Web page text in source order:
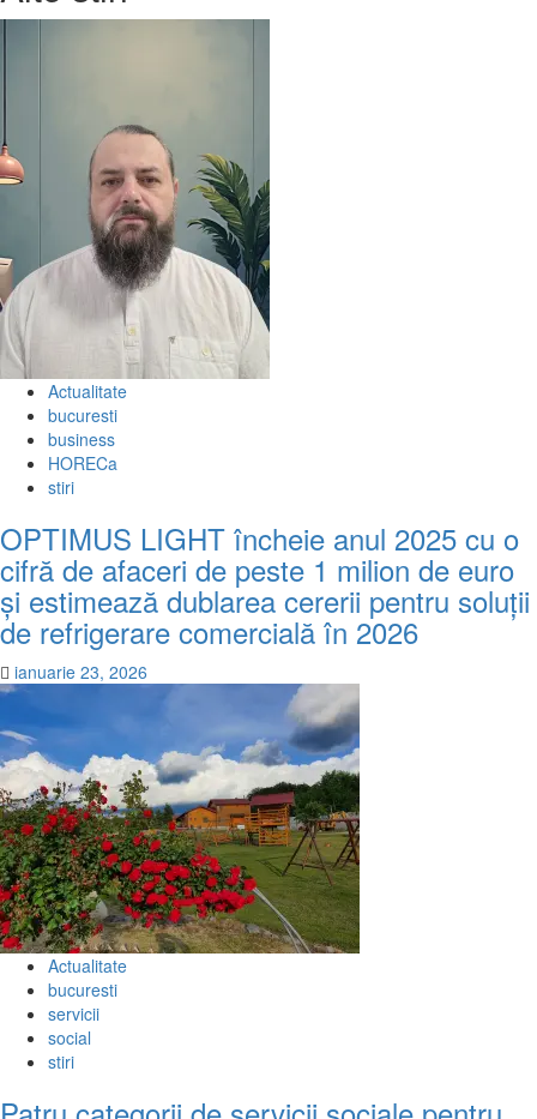
Actualitate
bucuresti
business
HORECa
stiri
OPTIMUS LIGHT încheie anul 2025 cu o
cifră de afaceri de peste 1 milion de euro
și estimează dublarea cererii pentru soluții
de refrigerare comercială în 2026
ianuarie 23, 2026
Actualitate
bucuresti
servicii
social
stiri